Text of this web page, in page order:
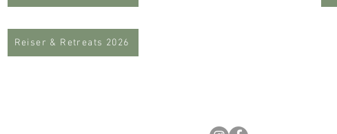
Reiser & Retreats 2026